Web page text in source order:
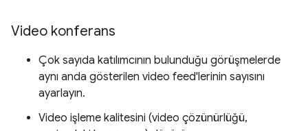
Video konferans
Çok sayıda katılımcının bulunduğu görüşmelerde
aynı anda gösterilen video feed'lerinin sayısını
ayarlayın.
Video işleme kalitesini (video çözünürlüğü,